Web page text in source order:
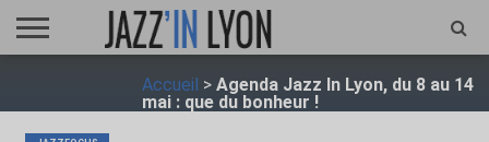
JAZZ
Accueil > Agenda Jazz In Lyon, du 8 au 14
mai : que du bonheur !